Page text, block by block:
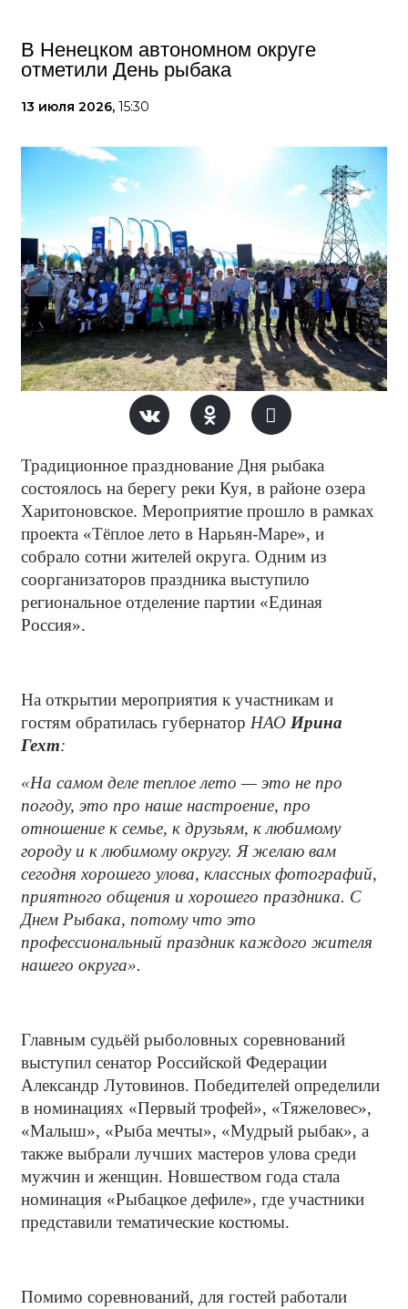
В Ненецком автономном округе
отметили День рыбака
13 июля 2026, 15:30
Традиционное празднование Дня рыбака
состоялось на берегу реки Куя, в районе озера
Харитоновское. Мероприятие прошло в рамках
проекта «Тёплое лето в Нарьян-Маре», и
собрало сотни жителей округа. Одним из
соорганизаторов праздника выступило
региональное отделение партии «Единая
Россия».
На открытии мероприятия к участникам и
гостям обратилась губернатор НАО Ирина
Гехт:
«На самом деле теплое лето — это не про
погоду, это про наше настроение, про
отношение к семье, к друзьям, к любимому
городу и к любимому округу. Я желаю вам
сегодня хорошего улова, классных фотографий,
приятного общения и хорошего праздника. С
Днем Рыбака, потому что это
профессиональный праздник каждого жителя
нашего округа».
Главным судьёй рыболовных соревнований
выступил сенатор Российской Федерации
Александр Лутовинов. Победителей определили
в номинациях «Первый трофей», «Тяжеловес»,
«Малыш», «Рыба мечты», «Мудрый рыбак», а
также выбрали лучших мастеров улова среди
мужчин и женщин. Новшеством года стала
номинация «Рыбацкое дефиле», где участники
представили тематические костюмы.
Помимо соревнований, для гостей работали